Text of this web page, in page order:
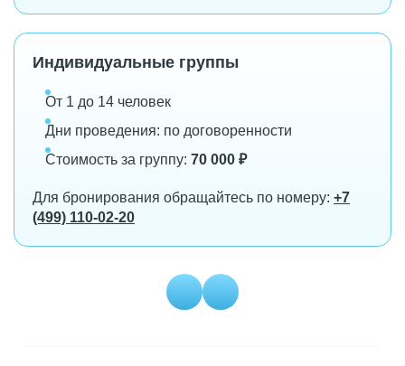
Индивидуальные группы
От 1 до 14 человек
Дни проведения: по договоренности
Стоимость за группу: 70 000 ₽
Для бронирования обращайтесь по номеру: +7
(499) 110-02-20